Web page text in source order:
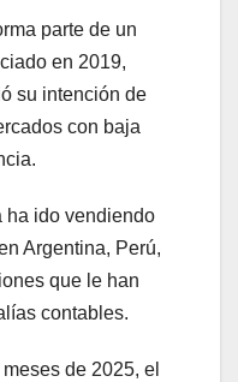
parte de un
en 2019,
su intención de
con baja
ha ido vendiendo
Argentina, Perú,
que le han
contables.
de 2025, el